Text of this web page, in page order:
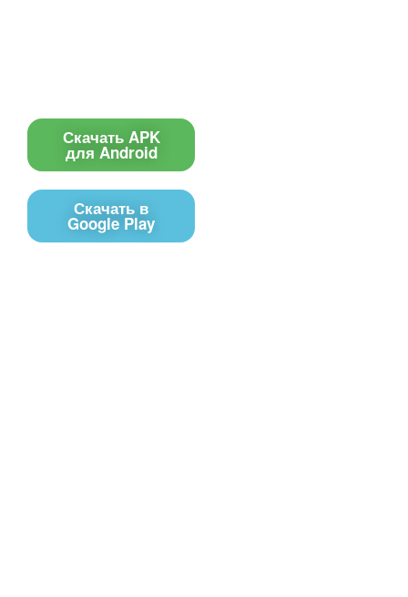
Скачать APK
для Android
Скачать в
Google Play